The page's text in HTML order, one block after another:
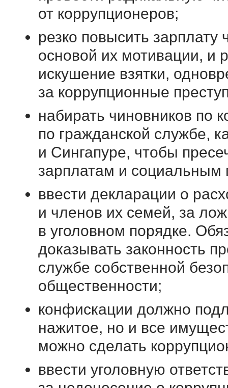
от коррупционеров;
резко повысить
основой их мотивации, и
искушение взятки,
за коррупционные
набирать чиновников по
по гражданской службе,
и Сингапуре, чтобы
зарплатам и социальным
ввести декларации о
и членов их семей, за
в уголовном порядке.
доказывать законность
службе собственной
общественности;
конфискации должно
нажитое, но и все
можно сделать
ввести уголовную